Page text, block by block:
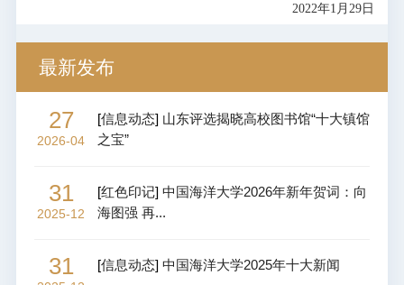
2022年1月29日
最新发布
27
2026-04
[信息动态] 山东评选揭晓高校图书馆“十大镇馆
之宝”
31
2025-12
[红色印记] 中国海洋大学2026年新年贺词：向
海图强 再...
31 [信息动态] 中国海洋大学2025年十大新闻